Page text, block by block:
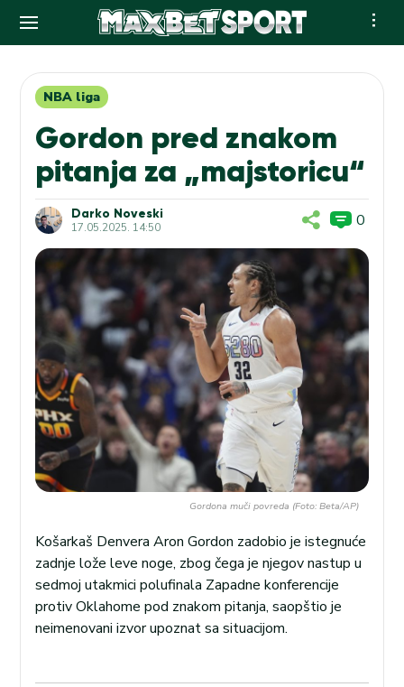
contentNBA liga
Gordon pred znakom
pitanja za „majstoricu“
Darko Noveski
17.05.2025. 14:50 0
Gordona muči povreda (Foto: Beta/AP)
Košarkaš Denvera Aron Gordon zadobio je istegnuće
zadnje lože leve noge, zbog čega je njegov nastup u
sedmoj utakmici polufinala Zapadne konferencije
protiv Oklahome pod znakom pitanja, saopštio je
neimenovani izvor upoznat sa situacijom.